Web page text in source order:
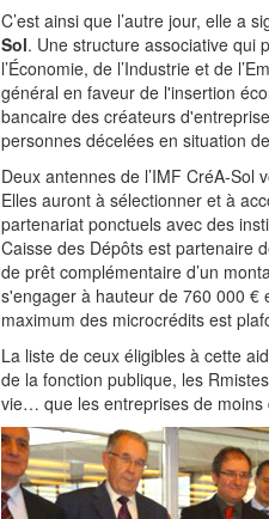
C’est ainsi que l’autre jour, elle a
Sol. Une structure associative qui
l’Économie, de l’Industrie et de
général en faveur de l'insertion
bancaire des créateurs
personnes décelées en situation
Deux antennes de l’IMF CréA-
Elles auront à sélectionner et à
partenariat ponctuels avec des
Caisse des Dépôts est partenaire
de prêt complémentaire d’un
s'engager à hauteur de 760 000 €
maximum des microcrédits est
La liste de ceux éligibles à cette
de la fonction publique, les
vie… que les entreprises de moins